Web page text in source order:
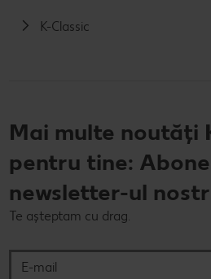
K-Classic
Mai multe noutăți
pentru tine:
newsletter-ul
Te așteptam cu drag.